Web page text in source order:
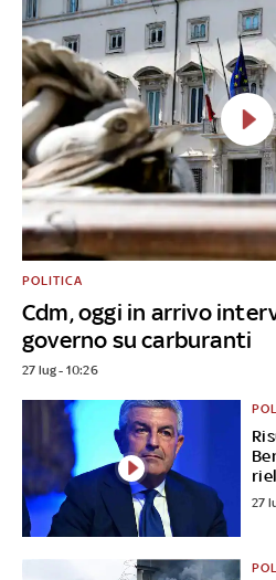
Cdm, oggi in arrivo
governo su carburanti
POLITICA
27 lug - 10:26
27